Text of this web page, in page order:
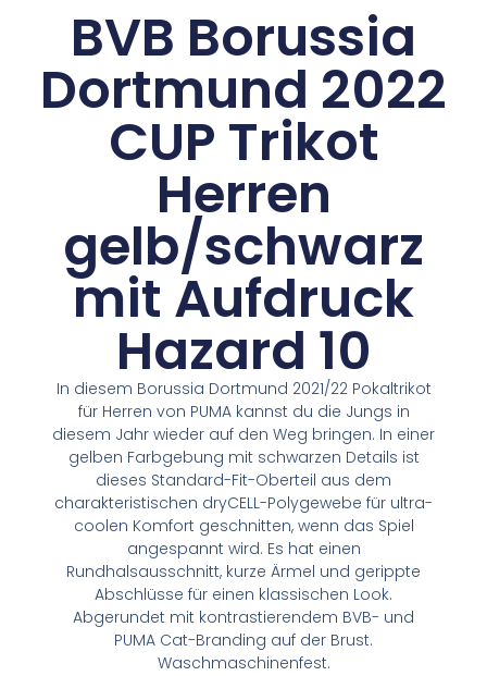
BVB Borussia
Dortmund 2022
CUP Trikot
Herren
gelb/schwarz
mit Aufdruck
Hazard 10
In diesem Borussia Dortmund 2021/22 Pokaltrikot
für Herren von PUMA kannst du die Jungs in
diesem Jahr wieder auf den Weg bringen. In einer
gelben Farbgebung mit schwarzen Details ist
dieses Standard-Fit-Oberteil aus dem
charakteristischen dryCELL-Polygewebe für ultra-
coolen Komfort geschnitten, wenn das Spiel
angespannt wird. Es hat einen
Rundhalsausschnitt, kurze Ärmel und gerippte
Abschlüsse für einen klassischen Look.
Abgerundet mit kontrastierendem BVB- und
PUMA Cat-Branding auf der Brust.
Waschmaschinenfest.